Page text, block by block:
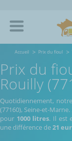
Accueil Prix du fioul
Prix du
Rouilly
Quotidiennement,
(77160), Seine-et-Marne.
pour 1000 litres. Il est
une différence de21